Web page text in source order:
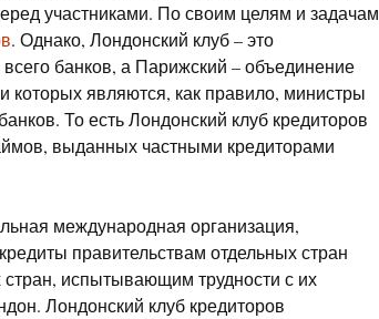
участниками. По своим целям и задачам
. Однако, Лондонский клуб – это
банков, а Парижский – объединение
которых являются, как правило, министры
То есть Лондонский клуб кредиторов
выданных частными кредиторами
международная организация,
правительствам отдельных стран
испытывающим трудности с их
Лондонский клуб кредиторов